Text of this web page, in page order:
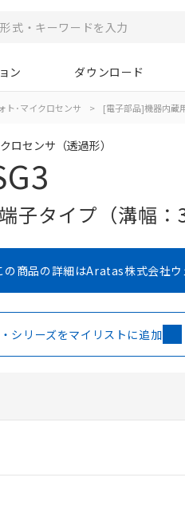
ン ダウンロード
ト･マイクロセンサ > [電子部品]機器内蔵
ロセンサ（透過形）
子タイプ（溝幅：
の商品の詳細はAratas株式会社
シリーズをマイリストに追加